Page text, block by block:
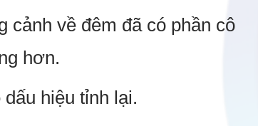
cảnh về đêm đã có phần cô
hơn.
hiệu tỉnh lại.